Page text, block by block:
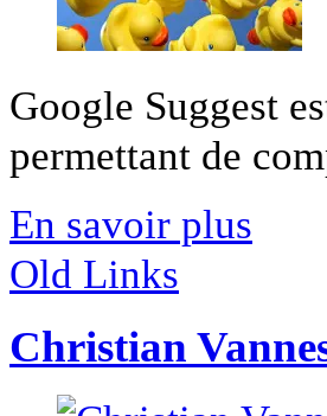
Google Suggest
permettant de
En savoir plus
Old Links
Christian